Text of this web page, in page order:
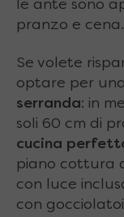
le ante sono
pranzo e cena.
Se volete
optare per una
serranda: in
soli 60 cm di
cucina
piano cottura
con luce
con